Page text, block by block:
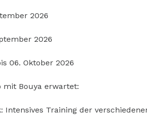
2026
2026
06. Oktober 2026
mit Bouya erwartet:
Intensives Training der